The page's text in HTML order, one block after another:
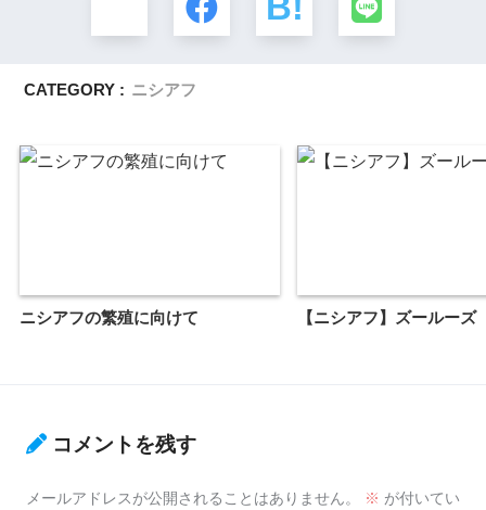
CATEGORY : ニシアフ
ニシアフの繁殖に向けて 【ニシアフ】ズールーズ
コメントを残す
メールアドレスが公開されることはありません。 ※ が付いてい